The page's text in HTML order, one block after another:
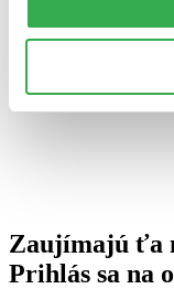
Zaujímajú ťa
Prihlás sa na